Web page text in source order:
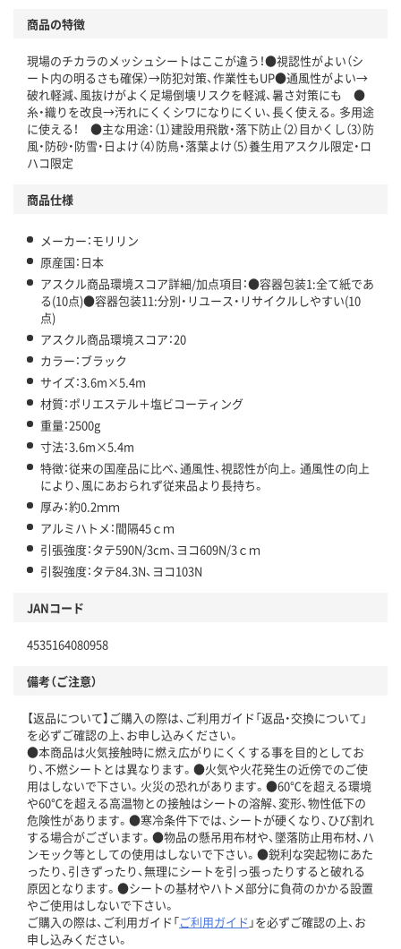
この商品の環境配慮ポイントです。下記商品詳細「
アスクル商品環境スコア詳細／加点項目
」で確認できます。
商品の特徴
現場のチカラのメッシュシートはここが違う！●視認性がよい（シ
ート内の明るさも確保）→防犯対策、作業性もUP●通風性がよい→
破れ軽減、風抜けがよく足場倒壊リスクを軽減、暑さ対策にも ●
糸・織りを改良→汚れにくくシワになりにくい、長く使える。多用途
に使える！ ●主な用途：（1）建設用飛散・落下防止（2）目かくし（3）防
風・防砂・防雪・日よけ（4）防鳥・落葉よけ（5）養生用アスクル限定・ロ
ハコ限定
商品仕様
メーカー：モリリン
原産国：日本
アスクル商品環境スコア詳細/加点項目：●容器包装1:全て紙であ
る(10点)●容器包装11:分別・リユース・リサイクルしやすい(10
点)
アスクル商品環境スコア：20
カラー：ブラック
サイズ：3.6m×5.4m
材質：ポリエステル＋塩ビコーティング
重量：2500g
寸法：3.6m×5.4m
特徴：従来の国産品に比べ、通風性、視認性が向上。通風性の向上
により、風にあおられず従来品より長持ち。
厚み：約0.2ｍｍ
アルミハトメ：間隔45ｃｍ
引張強度：タテ590N/3cm、ヨコ609N/3ｃｍ
引裂強度：タテ84.3N、ヨコ103N
JANコード
4535164080958
備考（ご注意）
【返品について】ご購入の際は、ご利用ガイド「返品・交換について」
を必ずご確認の上、お申し込みください。
●本商品は火気接触時に燃え広がりにくくする事を目的としてお
り、不燃シートとは異なります。●火気や火花発生の近傍でのご使
用はしないで下さい。火災の恐れがあります。●60℃を超える環境
や60℃を超える高温物との接触はシートの溶解、変形、物性低下の
危険性があります。●寒冷条件下では、シートが硬くなり、ひび割れ
する場合がございます。●物品の懸吊用布材や、墜落防止用布材、ハ
ンモック等としての使用はしないで下さい。●鋭利な突起物にあた
ったり、引きずったり、無理にシートを引っ張ったりすると破れる
原因となります。●シートの基材やハトメ部分に負荷のかかる設置
やご使用はしないで下さい。
ご購入の際は、ご利用ガイド「ご利用ガイド 」を必ずご確認の上、お
申し込みください。